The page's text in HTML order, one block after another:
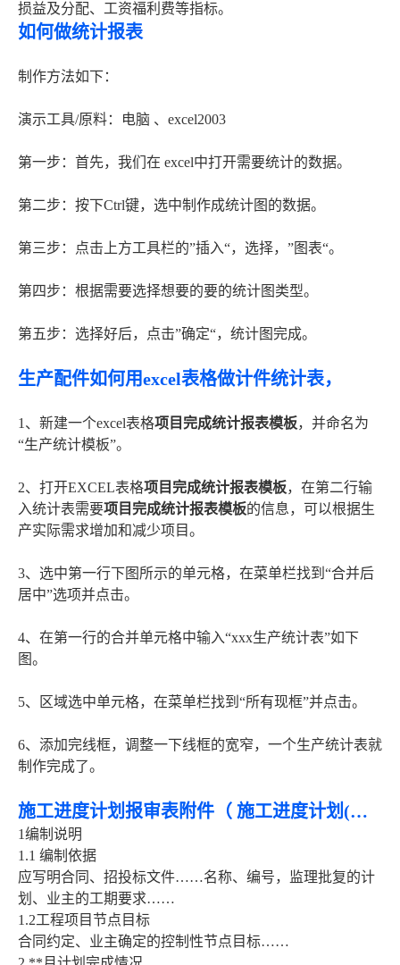
损益及分配、工资福利费等指标。
如何做统计报表
制作方法如下：
演示工具/原料：电脑 、excel2003
第一步：首先，我们在 excel中打开需要统计的数据。
第二步：按下Ctrl键，选中制作成统计图的数据。
第三步：点击上方工具栏的”插入“，选择，”图表“。
第四步：根据需要选择想要的要的统计图类型。
第五步：选择好后，点击”确定“，统计图完成。
生产配件如何用excel表格做计件统计表，
1、新建一个excel表格项目完成统计报表模板，并命名为
“生产统计模板”。
2、打开EXCEL表格项目完成统计报表模板，在第二行输
入统计表需要项目完成统计报表模板的信息，可以根据生
产实际需求增加和减少项目。
3、选中第一行下图所示的单元格，在菜单栏找到“合并后
居中”选项并点击。
4、在第一行的合并单元格中输入“xxx生产统计表”如下
图。
5、区域选中单元格，在菜单栏找到“所有现框”并点击。
6、添加完线框，调整一下线框的宽窄，一个生产统计表就
制作完成了。
施工进度计划报审表附件（ 施工进度计划(说明、图表、工程量、工作量、资源配备)给我个模板
1编制说明
1.1 编制依据
应写明合同、招投标文件……名称、编号，监理批复的计
划、业主的工期要求……
1.2工程项目节点目标
合同约定、业主确定的控制性节点目标……